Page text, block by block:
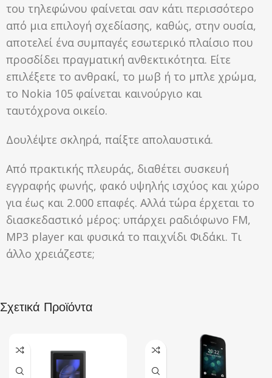
του τηλεφώνου φαίνεται σαν κάτι περισσότερο
από μια επιλογή σχεδίασης, καθώς, στην ουσία,
αποτελεί ένα συμπαγές εσωτερικό πλαίσιο που
προσδίδει πραγματική ανθεκτικότητα. Είτε
επιλέξετε το ανθρακί, το μωβ ή το μπλε χρώμα,
το Nokia 105 φαίνεται καινούργιο και
ταυτόχρονα οικείο.
Δουλέψτε σκληρά, παίξτε απολαυστικά.
Από πρακτικής πλευράς, διαθέτει συσκευή
εγγραφής φωνής, φακό υψηλής ισχύος και χώρο
για έως και 2.000 επαφές. Αλλά τώρα έρχεται το
διασκεδαστικό μέρος: υπάρχει ραδιόφωνο FM,
MP3 player και φυσικά το παιχνίδι Φιδάκι. Τι
άλλο χρειάζεστε;
Σχετικά Προϊόντα